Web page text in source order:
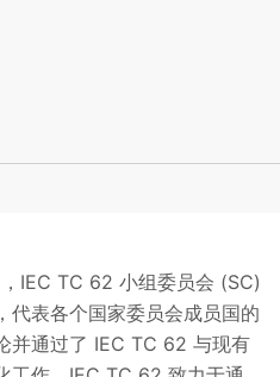
IEC TC 62 小组委员会 (SC)
代表各个国家委员会成员国的
并通过了 IEC TC 62 与现有